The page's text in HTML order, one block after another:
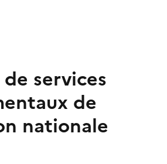
services
de
nationale